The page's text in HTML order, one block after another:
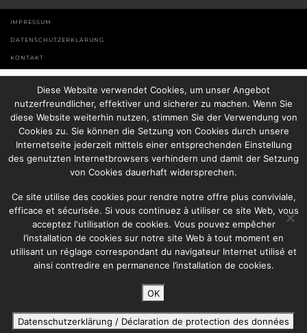
IMPRESSUM
DATENSCHUTZERKLÄRUNG
KONTAKT
Diese Website verwendet Cookies, um unser Angebot
nutzerfreundlicher, effektiver und sicherer zu machen. Wenn Sie
diese Website weiterhin nutzen, stimmen Sie der Verwendung von
Cookies zu. Sie können die Setzung von Cookies durch unsere
Internetseite jederzeit mittels einer entsprechenden Einstellung
des genutzten Internetbrowsers verhindern und damit der Setzung
von Cookies dauerhaft widersprechen.
Ce site utilise des cookies pour rendre notre offre plus conviviale,
efficace et sécurisée. Si vous continuez à utiliser ce site Web, vous
acceptez l'utilisation de cookies. Vous pouvez empêcher
l’installation de cookies sur notre site Web à tout moment en
utilisant un réglage correspondant du navigateur Internet utilisé et
ainsi contredire en permanence l’installation de cookies.
OK
Datenschutzerklärung / Déclaration de protection des données